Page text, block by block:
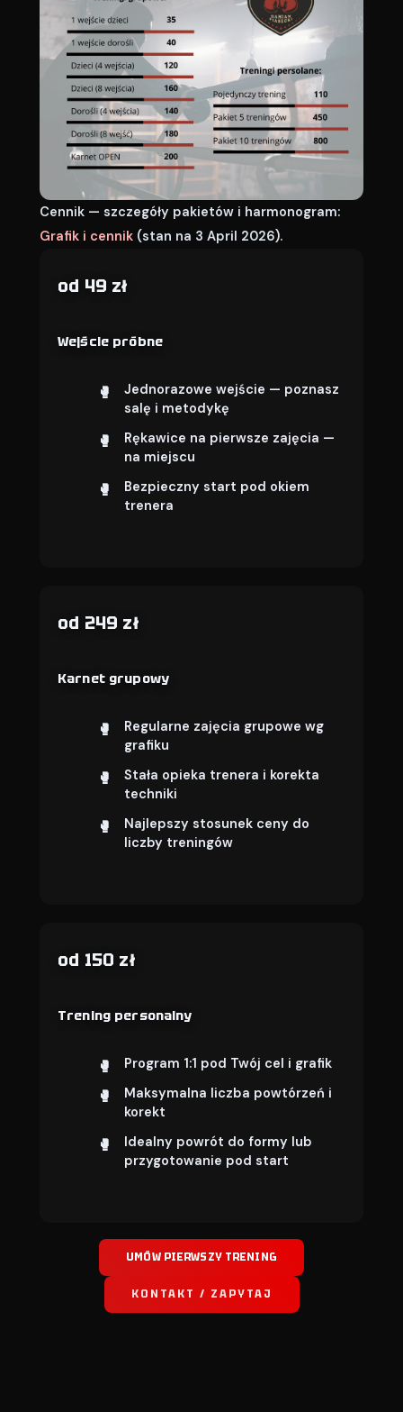
Cennik — szczegóły pakietów i harmonogram:
Grafik i cennik (stan na 3 April 2026).
od 49 zł
Wejście próbne
Jednorazowe wejście — poznasz
salę i metodykę
Rękawice na pierwsze zajęcia —
na miejscu
Bezpieczny start pod okiem
trenera
od 249 zł
Karnet grupowy
Regularne zajęcia grupowe wg
grafiku
Stała opieka trenera i korekta
techniki
Najlepszy stosunek ceny do
liczby treningów
od 150 zł
Trening personalny
Program 1:1 pod Twój cel i grafik
Maksymalna liczba powtórzeń i
korekt
Idealny powrót do formy lub
przygotowanie pod start
UMÓW PIERWSZY TRENING
KONTAKT / ZAPYTAJ